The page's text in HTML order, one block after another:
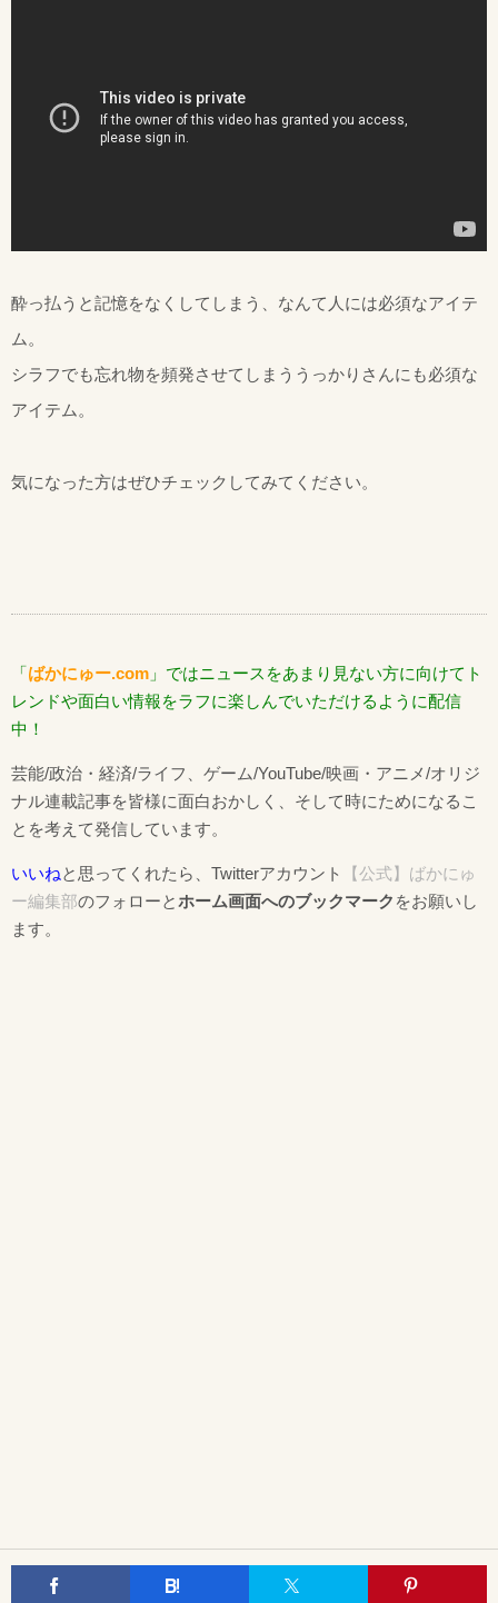
酔っ払うと記憶をなくしてしまう、なんて人には必須なアイテ
ム。
シラフでも忘れ物を頻発させてしまううっかりさんにも必須な
アイテム。
気になった方はぜひチェックしてみてください。
「ばかにゅー.com 」ではニュースをあまり見ない方に向けてト
レンドや面白い情報をラフに楽しんでいただけるように配信
中！
芸能/政治・経済/ライフ、ゲーム/YouTube/映画・アニメ/オリジ
ナル連載記事を皆様に面白おかしく、そして時にためになるこ
とを考えて発信しています。
いいねと思ってくれたら、Twitterアカウント
【公式】ばかにゅ
ー編集部のフォローとホーム画面へのブックマーク をお願いし
ます。